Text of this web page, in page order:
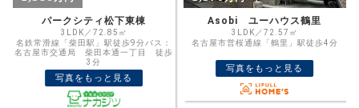
金利
ボーナス
返済金額
万円
資金計画のために査定額や希望売却価
格を入力して活用するのもおすすめ◎
売却価格
Asobi ユーハウス鶴里
3LDK／72.57㎡
名古屋市営桜通線「鶴里」駅徒歩4分
写真をもっと見る
Asobi＋ ユーハウス鶴里
3LDK／72.57㎡
地下鉄桜通線「鶴里駅」駅徒歩4分バ
分
写真をもっと見る